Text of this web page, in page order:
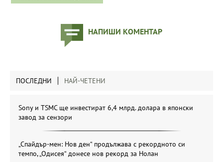
НАПИШИ КОМЕНТАР
ПОСЛЕДНИ НАЙ-ЧЕТЕНИ
Sony и TSMC ще инвестират 6,4 млрд. долара в японски
завод за сензори
„Спайдър-мен: Нов ден“ продължава с рекордното си
темпо, „Одисея“ донесе нов рекорд за Нолан